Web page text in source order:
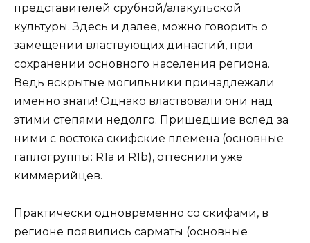
представителей срубной/алакульской
культуры. Здесь и далее, можно говорить о
замещении властвующих династий, при
сохранении основного населения региона.
Ведь вскрытые могильники принадлежали
именно знати! Однако властвовали они над
этими степями недолго. Пришедшие вслед за
ними с востока скифские племена (основные
гаплогруппы: R1а и R1b), оттеснили уже
киммерийцев.
Практически одновременно со скифами, в
регионе появились сарматы (основные